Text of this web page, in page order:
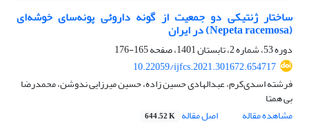
ساختار ژنتیکی دو جمعیت از گونه‎ داروئی پونه‌سای خوشه‌ای
(Nepeta racemosa) در ایران
دوره 53، شماره 2، تابستان 1401، صفحه
165-176
10.22059/ijfcs.2021.301672.654717
فرشته اسدی‌کرم، عبدالهادی حسین زاده، حسین میرزایی ندوشن، محمدرضا
بی همتا
مشاهده مقاله
اصل مقاله 644.52 K